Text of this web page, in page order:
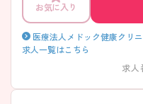
お気に入り
医療法人メドック健康クリ
求人一覧はこちら
求人